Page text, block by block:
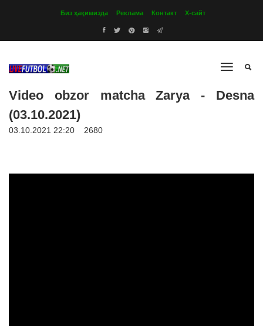
Биз ҳақимизда Реклама Контакт Х-сайт
Video obzor matcha Zarya - Desna
(03.10.2021)
03.10.2021 22:20 2680